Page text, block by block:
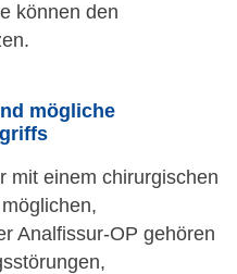
können den
mögliche
mit einem chirurgischen
Analfissur-OP gehören